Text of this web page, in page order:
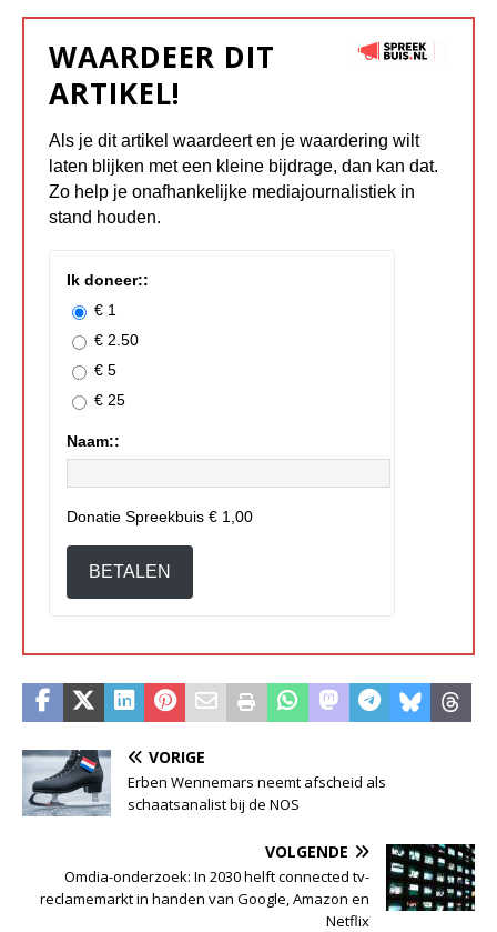
WAARDEER DIT
ARTIKEL!
Als je dit artikel waardeert en je waardering wilt
laten blijken met een kleine bijdrage, dan kan dat.
Zo help je onafhankelijke mediajournalistiek in
stand houden.
Ik doneer::
€ 1
€ 2.50
€ 5
€ 25
Naam::
Donatie Spreekbuis € 1,00
BETALEN
VORIGE
Erben Wennemars neemt afscheid als
schaatsanalist bij de NOS
VOLGENDE
Omdia-onderzoek: In 2030 helft connected tv-
reclamemarkt in handen van Google, Amazon en
Netflix